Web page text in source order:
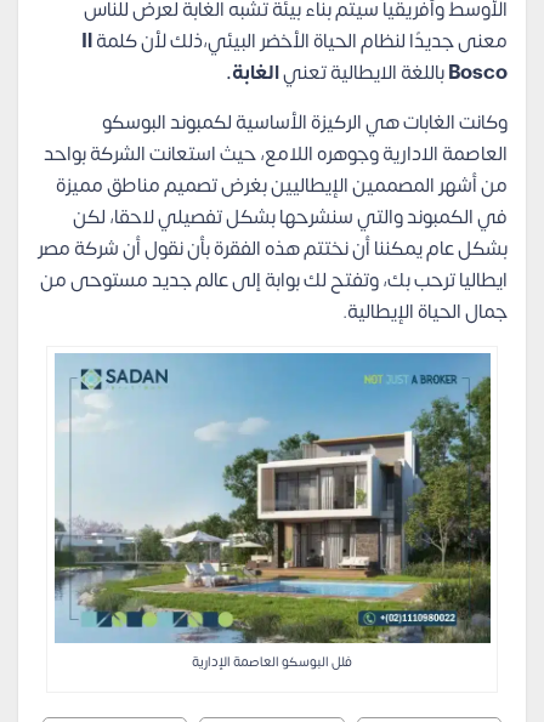
الأوسط وأفريقيا سيتم بناء بيئة تشبه الغابة لعرض للناس
معنى جديدًا لنظام الحياة الأخضر البيئي،ذلك لأن كلمةIl
Boscoباللغة الايطالية تعنيالغابة.
وكانت الغابات هي الركيزة الأساسية لكمبوند البوسكو
العاصمة الادارية وجوهره اللامع، حيث استعانت الشركة بواحد
من أشهر المصممين الإيطاليين بغرض تصميم مناطق مميزة
في الكمبوند والتي سنشرحها بشكل تفصيلي لاحقا، لكن
بشكل عام يمكننا أن نختتم هذه الفقرة بأن نقول أن شركة مصر
ايطاليا ترحب بك، وتفتح لك بوابة إلى عالم جديد مستوحى من
جمال الحياة الإيطالية.
فلل البوسكو العاصمة الإدارية